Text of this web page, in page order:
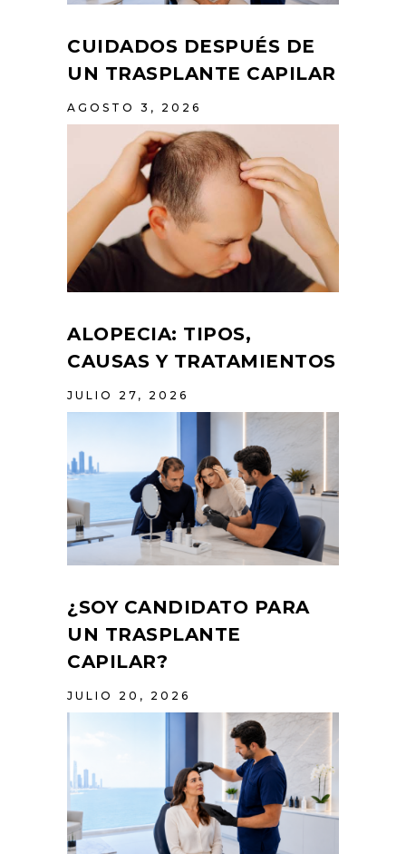
CUIDADOS DESPUÉS DE
UN TRASPLANTE CAPILAR
AGOSTO 3, 2026
ALOPECIA: TIPOS,
CAUSAS Y TRATAMIENTOS
JULIO 27, 2026
¿SOY CANDIDATO PARA
UN TRASPLANTE
CAPILAR?
JULIO 20, 2026